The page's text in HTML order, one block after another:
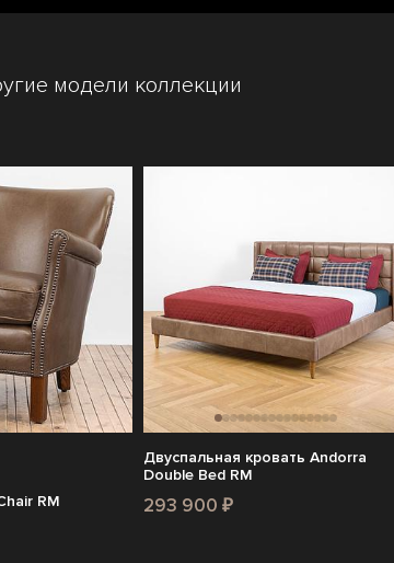
модели коллекции
RM
Двуспальная кровать Andorra
Double Bed RM
293 900 ₽